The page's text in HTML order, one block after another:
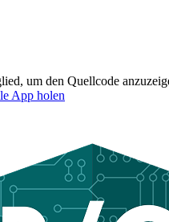
um den Quellcode
App holen